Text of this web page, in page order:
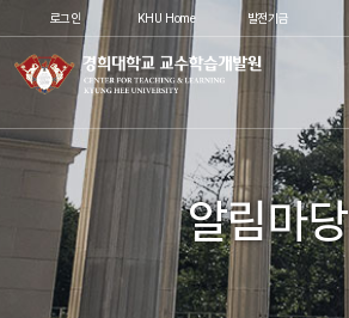
로그인 KHU Home 발전기금
알림마당